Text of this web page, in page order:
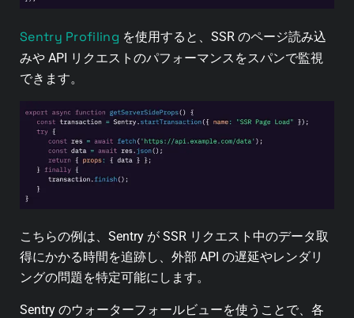
Sentry Profiling を使用すると、SSR のページ読み込
みや API リクエストのパフォーマンスをスパンで監視
できます。
こちらの例は、Sentry が SSR リクエスト中のデータ取
得にかかる時間を追跡し、外部 API の遅延やレンダリ
ングの問題を特定可能にします。
Sentry のウォーターフォールビューを使うことで、各